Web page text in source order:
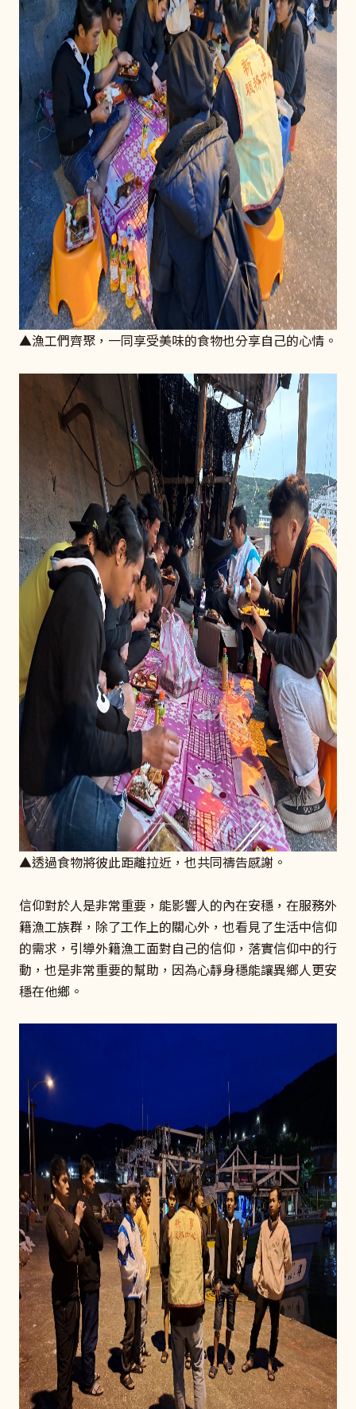
▲漁工們齊聚，一同享受美味的食物也分享自己的心情。
▲透過食物將彼此距離拉近，也共同禱告感謝。
信仰對於人是非常重要，能影響人的內在安穩，在服務外
籍漁工族群，除了工作上的關心外，也看見了生活中信仰
的需求，引導外籍漁工面對自己的信仰，落實信仰中的行
動，也是非常重要的幫助，因為心靜身穩能讓異鄉人更安
穩在他鄉。